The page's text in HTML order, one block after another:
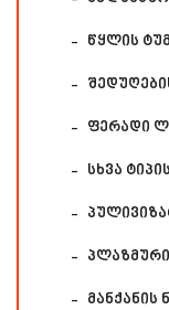
წყლის
ფერადი
სხვა
მანქანის